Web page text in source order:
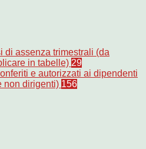
di assenza trimestrali (da
in tabelle) 29
e autorizzati ai dipendenti
non dirigenti) 156